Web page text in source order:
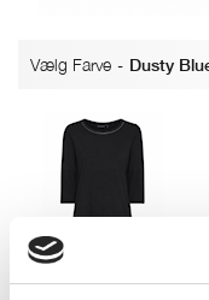
Vælg Farve - Dusty